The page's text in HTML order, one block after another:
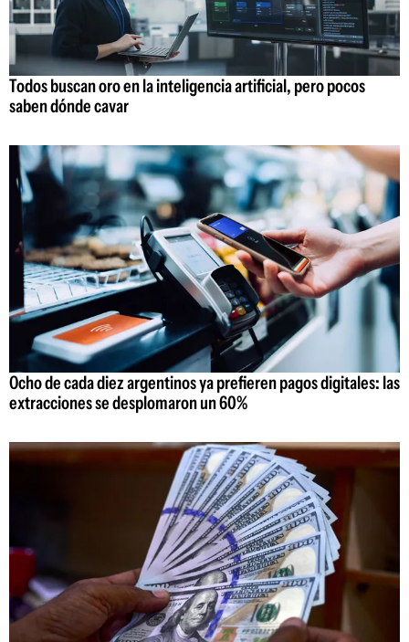
Todos buscan oro en la inteligencia artificial, pero pocos
saben dónde cavar
Ocho de cada diez argentinos ya prefieren pagos digitales: las
extracciones se desplomaron un 60%